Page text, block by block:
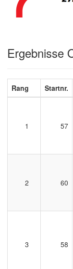
Ergebnisse
Rang Startnr.
1 57
2 60
3 58